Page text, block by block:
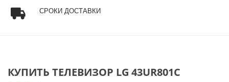
СРОКИ ДОСТАВКИ
КУПИТЬ ТЕЛЕВИЗОР LG 43UR801C